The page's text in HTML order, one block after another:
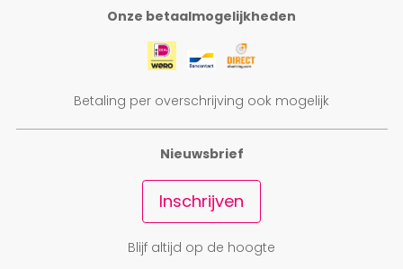
Onze betaalmogelijkheden
Betaling per overschrijving ook mogelijk
Nieuwsbrief
Inschrijven
Blijf altijd op de hoogte